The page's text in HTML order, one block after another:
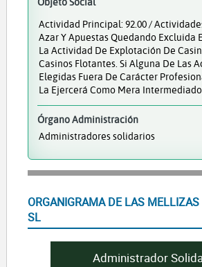
Actividad Principal: 92.00 /
Azar Y Apuestas Quedando Excluida
La Actividad De Explotación De
Casinos Flotantes. Si Alguna De Las
Elegidas Fuera De Carácter
La Ejercerá Como Mera
Órgano Administración
Administradores solidarios
ORGANIGRAMA DE LAS MELLIZAS
SL
Administrador